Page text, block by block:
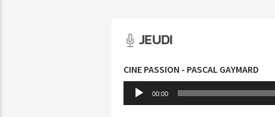
JEUDI
CINE PASSION - PASCAL GAYMARD
Lecteur
audio
00:00